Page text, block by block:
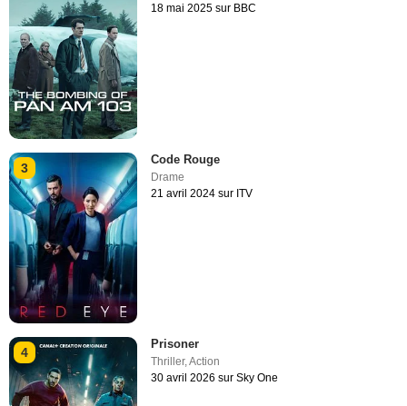
18 mai 2025 sur BBC
3
Code Rouge
Drame
21 avril 2024 sur ITV
4
Prisoner
Thriller,Action
30 avril 2026 sur Sky One